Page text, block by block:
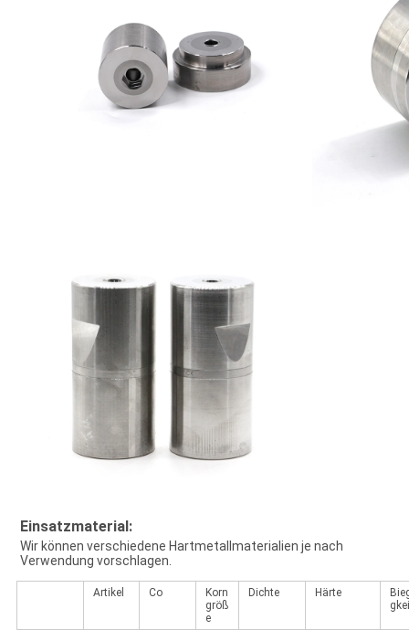
Einsatzmaterial:
Wir können verschiedene Hartmetallmaterialien je nach
Verwendung vorschlagen.
Artikel Co
Korn
größ
e
Dichte Härte